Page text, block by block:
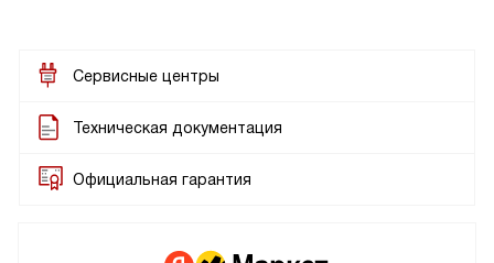
Сервисные центры
Техническая документация
Официальная гарантия